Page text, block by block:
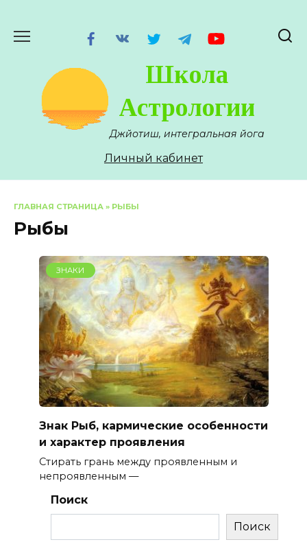
содержанию
Школа
Астрологии
Джйотиш, интегральная йога
Личный кабинет
ГЛАВНАЯ СТРАНИЦА » РЫБЫ
Рыбы
ЗНАКИ
Знак Рыб, кармические особенности
и характер проявления
Стирать грань между проявленным и
непроявленным —
Поиск
Поиск